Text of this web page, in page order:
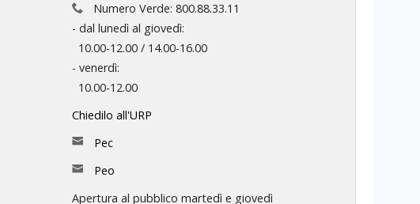
Numero Verde: 800.88.33.11
- dal lunedì al giovedì:
10.00-12.00 / 14.00-16.00
- venerdì:
10.00-12.00
Chiedilo all'URP
Pec
Peo
Apertura al pubblico martedì e giovedì